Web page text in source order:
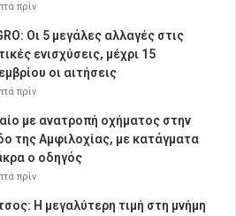
πρίν
Οι 5 μεγάλες αλλαγές στις
ενισχύσεις, μέχρι 15
οι αιτήσεις
πρίν
με ανατροπή οχήματος στην
της Αμφιλοχίας, με κατάγματα
ο οδηγός
πρίν
Η μεγαλύτερη τιμή στη μνήμη